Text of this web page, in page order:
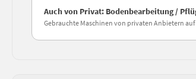
Auch von Privat: Bodenbearbeitung /
Gebrauchte Maschinen von privaten Anbietern